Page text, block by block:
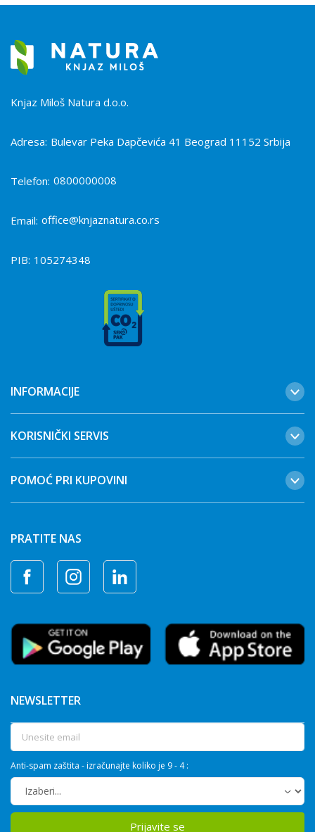
Knjaz Miloš Natura d.o.o.
Adresa: Bulevar Peka Dapčevića 41 Beograd 11152 Srbija
Telefon: 0800000008
Email: office@knjaznatura.co.rs
PIB: 105274348
INFORMACIJE
KORISNIČKI SERVIS
POMOĆ PRI KUPOVINI
PRATITE NAS
NEWSLETTER
Anti-spam zaštita - izračunajte koliko je 9 - 4 :
Prijavite se